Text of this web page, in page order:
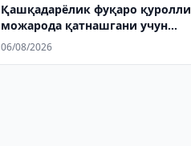
Қашқадарёлик фуқаро қуролли
можарода қатнашгани учун
судланди
06/08/2026